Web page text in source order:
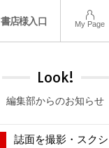
書店様入口 My Page
Look!
編集部からのお知らせ
誌面を撮影・スク